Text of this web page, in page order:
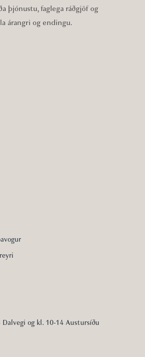
þjónustu, faglega ráðgjöf og
árangri og endingu.
Dalvegi og kl. 10-14 Austursíðu